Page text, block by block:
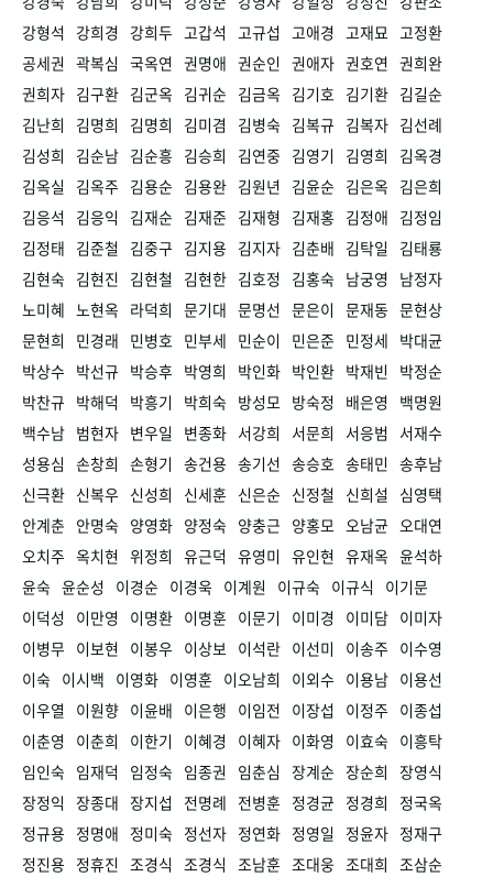
VR 역사관
강형석
강희경 강희두 고갑석 고규섭 고애경 고재묘 고정환
공세권 곽복심 국옥연 권명애 권순인 권애자 권호연 권희완
권희자 김구환 김군옥 김귀순 김금옥 김기호 김기환 김길순
김난희
김명희 김명희 김미겸 김병숙 김복규 김복자 김선례
김성희
김순남 김순흥 김승희 김연중 김영기 김영희
김옥경
김옥실
김옥주 김용순 김용완 김원년 김윤순 김은옥 김은희
김응석
김응익 김재순 김재준 김재형 김재홍 김정애 김정임
김정태 김준철 김중구 김지용 김지자 김춘배 김탁일
김태룡
김현숙 김현진 김현철 김현한 김호정 김홍숙 남궁영
남정자
노미혜 노현옥 라덕희 문기대 문명선 문은이 문재동 문현상
문현희
민경래 민병호 민부세 민순이 민은준 민정세 박대균
박상수 박선규 박승후 박영희 박인화 박인환 박재빈
박정순
박찬규 박해덕 박흥기 박희숙 방성모 방숙정 배은영
백명원
백수남 범현자 변우일 변종화 서강희 서문희 서응범
서재수
성용심 손창희 손형기 송건용 송기선 송승호 송태민 송후남
신극환 신복우 신성희 신세훈 신은순 신정철 신희설
심영택
안계춘 안명숙 양영화 양정숙 양충근 양홍모 오남균 오대연
오치주 옥치현 위정희 유근덕 유영미 유인현 유재옥 윤석하
윤숙 윤순성 이경순 이경욱 이계원 이규숙 이규식
이기문
이덕성
이만영 이명환 이명훈 이문기 이미경 이미담 이미자
이병무 이보현 이봉우 이상보 이석란 이선미 이송주 이수영
이숙 이시백 이영화 이영훈 이오남희 이외수 이용남 이용선
이우열
이원향 이윤배 이은행 이임전 이장섭 이정주 이종섭
이춘영
이춘희 이한기 이혜경 이혜자 이화영 이효숙 이흥탁
임인숙 임재덕 임정숙 임종권 임춘심 장계순 장순희 장영식
장정익 장종대 장지섭 전명례 전병훈 정경균 정경희
정국옥
정규용 정명애 정미숙 정선자 정연화 정영일 정윤자 정재구
정진용 정휴진 조경식 조경식 조남훈 조대웅 조대희 조삼순